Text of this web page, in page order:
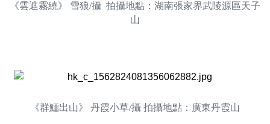
《雲遮霧繞》 雪狼/攝 拍攝地點：湖南張家界武陵源區天子
山
《群鱷出山》 丹霞小草/攝 拍攝地點：廣東丹霞山